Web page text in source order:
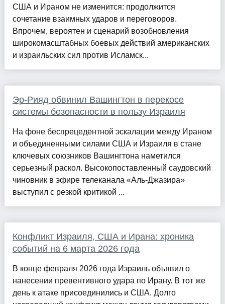
США и Ираном не изменится: продолжится
сочетание взаимных ударов и переговоров.
Впрочем, вероятен и сценарий возобновления
широкомасштабных боевых действий американских
и израильских сил против Исламск...
Эр-Рияд обвинил Вашингтон в перекосе
системы безопасности в пользу Израиля
На фоне беспрецедентной эскалации между Ираном
и объединенными силами США и Израиля в стане
ключевых союзников Вашингтона наметился
серьезный раскол. Высокопоставленный саудовский
чиновник в эфире телеканала «Аль-Джазира»
выступил с резкой критикой ...
Конфликт Израиля, США и Ирана: хроника
событий на 6 марта 2026 года
В конце февраля 2026 года Израиль объявил о
нанесении превентивного удара по Ирану. В тот же
день к атаке присоединились и США. Долго